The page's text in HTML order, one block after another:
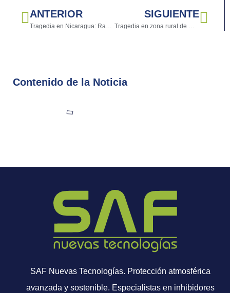
ANTERIOR
Tragedia en Nicaragua: Rayo cobra la vida de dos adolescentes que buscaban señal
SIGUIENTE
Tragedia en zona rural de Medellín: rayo mata a 17 cabezas de ganado
Contenido de la Noticia
SAF Nuevas Tecnologías. Protección atmosférica
avanzada y sostenible. Especialistas en inhibidores